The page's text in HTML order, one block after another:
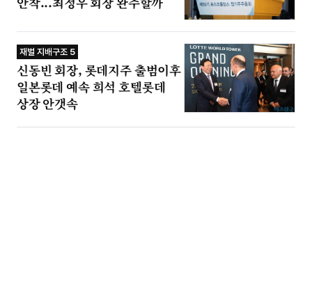
재벌 지배구조 5
신동빈 회장, 롯데지주 출범이후
일본롯데 예속 희석 호텔롯데
상장 안갯속